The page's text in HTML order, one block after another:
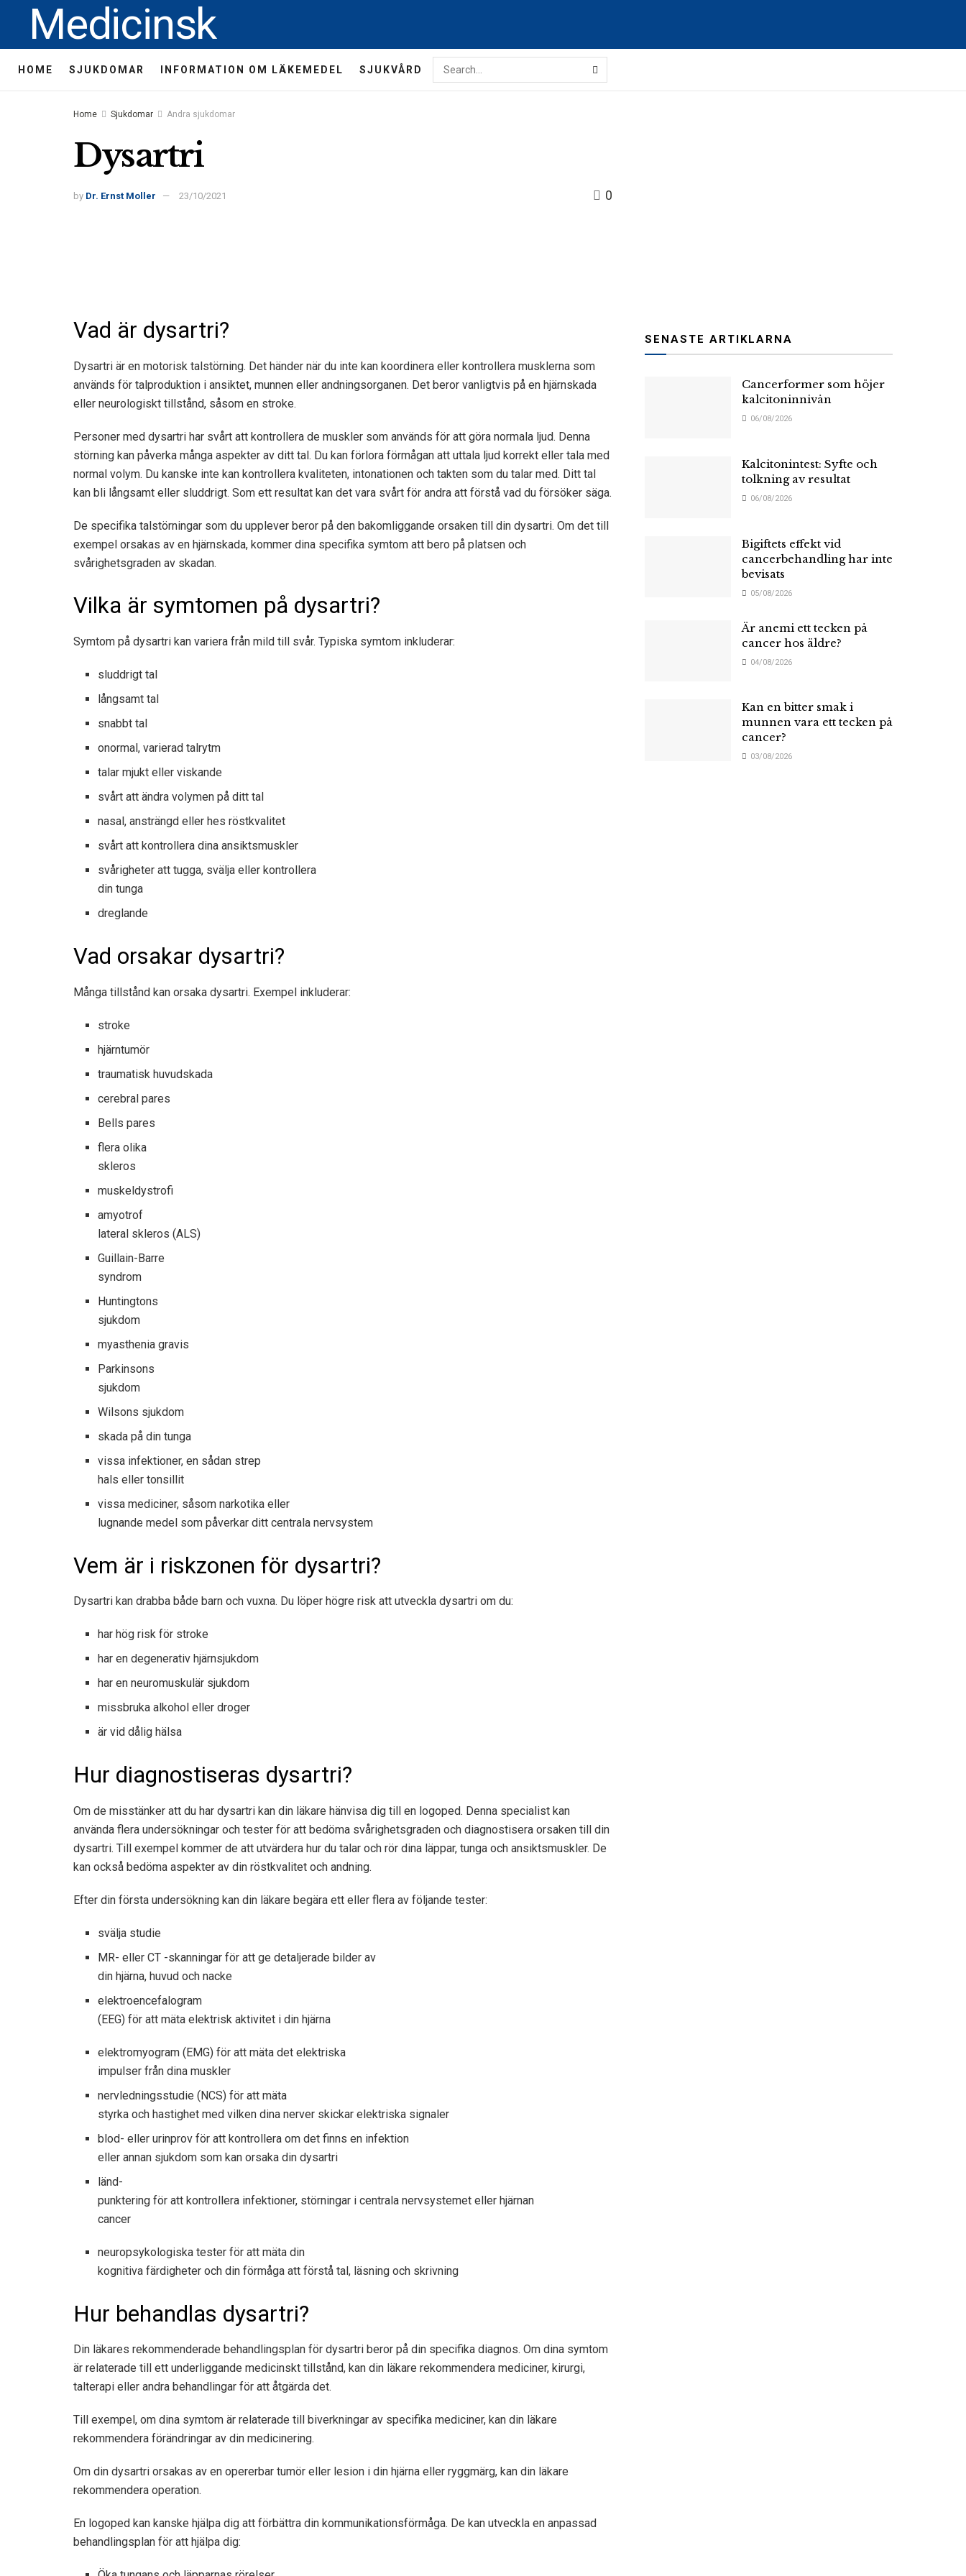
Medicinsk
HOME SJUKDOMAR INFORMATION OM LÄKEMEDEL SJUKVÅRD
Home Sjukdomar Andra sjukdomar
Dysartri
by Dr. Ernst Moller 23/10/2021 0
Vad är dysartri?
Dysartri är en motorisk talstörning. Det händer när du inte kan koordinera eller kontrollera musklerna som
används för talproduktion i ansiktet, munnen eller andningsorganen. Det beror vanligtvis på en hjärnskada
eller neurologiskt tillstånd, såsom en stroke.
Personer med dysartri har svårt att kontrollera de muskler som används för att göra normala ljud. Denna
störning kan påverka många aspekter av ditt tal. Du kan förlora förmågan att uttala ljud korrekt eller tala med
normal volym. Du kanske inte kan kontrollera kvaliteten, intonationen och takten som du talar med. Ditt tal
kan bli långsamt eller sluddrigt. Som ett resultat kan det vara svårt för andra att förstå vad du försöker säga.
De specifika talstörningar som du upplever beror på den bakomliggande orsaken till din dysartri. Om det till
exempel orsakas av en hjärnskada, kommer dina specifika symtom att bero på platsen och
svårighetsgraden av skadan.
Vilka är symtomen på dysartri?
Symtom på dysartri kan variera från mild till svår. Typiska symtom inkluderar:
sluddrigt tal
långsamt tal
snabbt tal
onormal, varierad talrytm
talar mjukt eller viskande
svårt att ändra volymen på ditt tal
nasal, ansträngd eller hes röstkvalitet
svårt att kontrollera dina ansiktsmuskler
svårigheter att tugga, svälja eller kontrollera
din tunga
dreglande
Vad orsakar dysartri?
Många tillstånd kan orsaka dysartri. Exempel inkluderar:
stroke
hjärntumör
traumatisk huvudskada
cerebral pares
Bells pares
flera olika
skleros
muskeldystrofi
amyotrof
lateral skleros (ALS)
Guillain-Barre
syndrom
Huntingtons
sjukdom
myasthenia gravis
Parkinsons
sjukdom
Wilsons sjukdom
skada på din tunga
vissa infektioner, en sådan strep
hals eller tonsillit
vissa mediciner, såsom narkotika eller
lugnande medel som påverkar ditt centrala nervsystem
Vem är i riskzonen för dysartri?
Dysartri kan drabba både barn och vuxna. Du löper högre risk att utveckla dysartri om du:
har hög risk för stroke
har en degenerativ hjärnsjukdom
har en neuromuskulär sjukdom
missbruka alkohol eller droger
är vid dålig hälsa
Hur diagnostiseras dysartri?
Om de misstänker att du har dysartri kan din läkare hänvisa dig till en logoped. Denna specialist kan
använda flera undersökningar och tester för att bedöma svårighetsgraden och diagnostisera orsaken till din
dysartri. Till exempel kommer de att utvärdera hur du talar och rör dina läppar, tunga och ansiktsmuskler. De
kan också bedöma aspekter av din röstkvalitet och andning.
Efter din första undersökning kan din läkare begära ett eller flera av följande tester:
svälja studie
MR- eller CT -skanningar för att ge detaljerade bilder av
din hjärna, huvud och nacke
elektroencefalogram
(EEG) för att mäta elektrisk aktivitet i din hjärna
elektromyogram (EMG) för att mäta det elektriska
impulser från dina muskler
nervledningsstudie (NCS) för att mäta
styrka och hastighet med vilken dina nerver skickar elektriska signaler
blod- eller urinprov för att kontrollera om det finns en infektion
eller annan sjukdom som kan orsaka din dysartri
länd-
punktering för att kontrollera infektioner, störningar i centrala nervsystemet eller hjärnan
cancer
neuropsykologiska tester för att mäta din
kognitiva färdigheter och din förmåga att förstå tal, läsning och skrivning
Hur behandlas dysartri?
Din läkares rekommenderade behandlingsplan för dysartri beror på din specifika diagnos. Om dina symtom
är relaterade till ett underliggande medicinskt tillstånd, kan din läkare rekommendera mediciner, kirurgi,
talterapi eller andra behandlingar för att åtgärda det.
Till exempel, om dina symtom är relaterade till biverkningar av specifika mediciner, kan din läkare
rekommendera förändringar av din medicinering.
Om din dysartri orsakas av en opererbar tumör eller lesion i din hjärna eller ryggmärg, kan din läkare
rekommendera operation.
En logoped kan kanske hjälpa dig att förbättra din kommunikationsförmåga. De kan utveckla en anpassad
behandlingsplan för att hjälpa dig:
SENASTE ARTIKLARNA
Cancerformer som höjer
kalcitoninnivån
06/08/2026
Kalcitonintest: Syfte och
tolkning av resultat
06/08/2026
Bigiftets effekt vid
cancerbehandling har inte
bevisats
05/08/2026
Är anemi ett tecken på
cancer hos äldre?
04/08/2026
Kan en bitter smak i
munnen vara ett tecken på
cancer?
03/08/2026